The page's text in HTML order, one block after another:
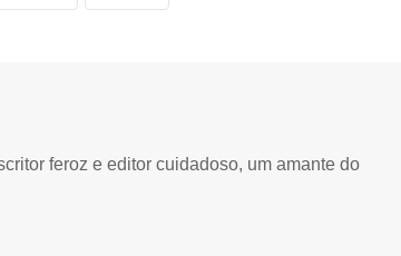
feroz e editor cuidadoso, um amante do